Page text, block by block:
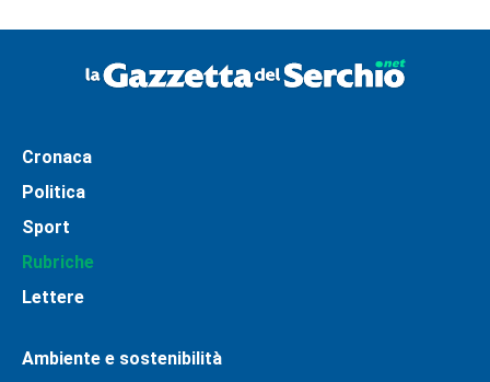
Cronaca
Politica
Sport
Rubriche
Lettere
Ambiente e sostenibilità